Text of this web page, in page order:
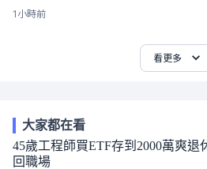
1小時前
看更多
大家都在看
45歲工程師買ETF存到2000萬爽退
回職場